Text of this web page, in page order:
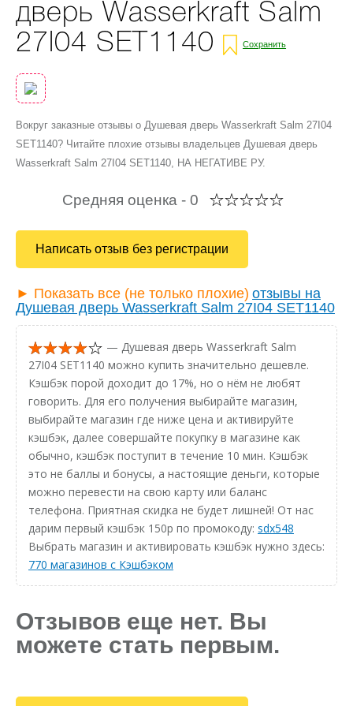
дверь Wasserkraft Salm
27I04 SET1140
Сохранить
Вокруг заказные отзывы о Душевая дверь Wasserkraft Salm 27I04
SET1140? Читайте плохие отзывы владельцев Душевая дверь
Wasserkraft Salm 27I04 SET1140, НА НЕГАТИВЕ РУ.
Средняя оценка - 0
Написать отзыв без регистрации
► Показать все (не только плохие) отзывы на
Душевая дверь Wasserkraft Salm 27I04 SET1140
— Душевая дверь Wasserkraft Salm
27I04 SET1140 можно купить значительно дешевле.
Кэшбэк порой доходит до 17%, но о нём не любят
говорить. Для его получения выбирайте магазин,
выбирайте магазин где ниже цена и активируйте
кэшбэк, далее совершайте покупку в магазине как
обычно, кэшбэк поступит в течение 10 мин. Кэшбэк
это не баллы и бонусы, а настоящие деньги, которые
можно перевести на свою карту или баланс
телефона. Приятная скидка не будет лишней! От нас
дарим первый кэшбэк 150р по промокоду: sdx548
Выбрать магазин и активировать кэшбэк нужно здесь:
770 магазинов с Кэшбэком
Отзывов еще нет. Вы
можете стать первым.